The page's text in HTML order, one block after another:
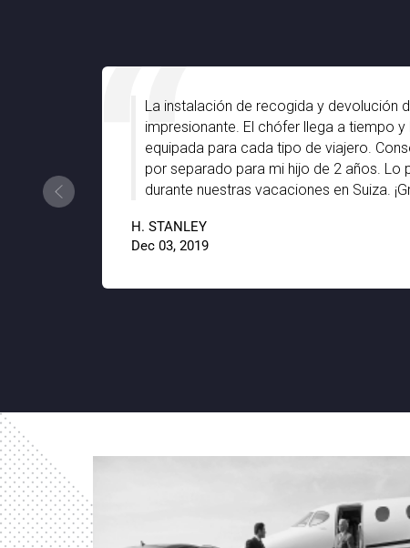
La instalación de recogida y devolución
impresionante. El chófer llega a tiempo
equipada para cada tipo de viajero.
por separado para mi hijo de 2 años. Lo
durante nuestras vacaciones en Suiza.
H. STANLEY
Dec 03, 2019